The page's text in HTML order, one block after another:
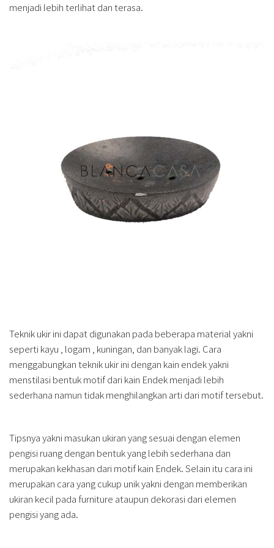
menjadi lebih terlihat dan terasa.
Teknik ukir ini dapat digunakan pada beberapa material yakni
seperti kayu , logam , kuningan, dan banyak lagi. Cara
menggabungkan teknik ukir ini dengan kain endek yakni
menstilasi bentuk motif dari kain Endek menjadi lebih
sederhana namun tidak menghilangkan arti dari motif tersebut.
Tipsnya yakni masukan ukiran yang sesuai dengan elemen
pengisi ruang dengan bentuk yang lebih sederhana dan
merupakan kekhasan dari motif kain Endek. Selain itu cara ini
merupakan cara yang cukup unik yakni dengan memberikan
ukiran kecil pada furniture ataupun dekorasi dari elemen
pengisi yang ada.